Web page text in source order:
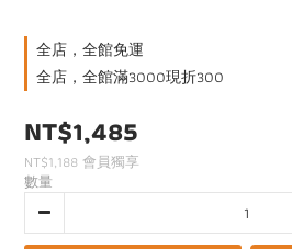
全店，全館免運
全店，全館滿3000現折300
NT$1,485
NT$1,188 會員獨享
數量